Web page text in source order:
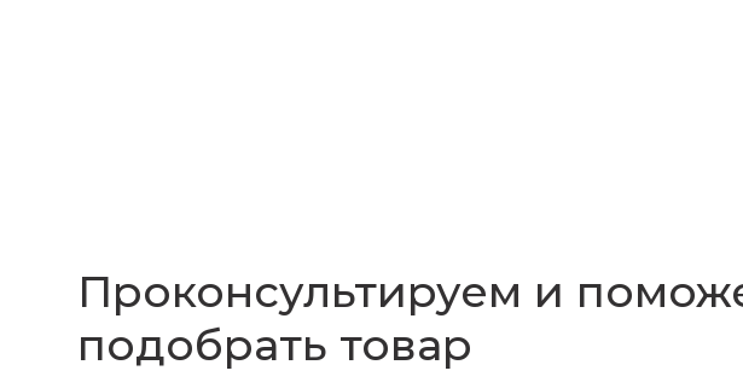
Проконсультируем и
подобрать товар